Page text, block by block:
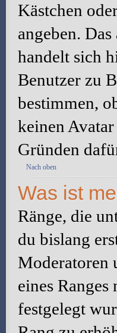
Kästchen
angeben.
handelt sich
Benutzer zu
bestimmen,
keinen
Gründen
Nach oben
Was ist
Ränge, die
du bislang
Moderatoren
eines
festgelegt